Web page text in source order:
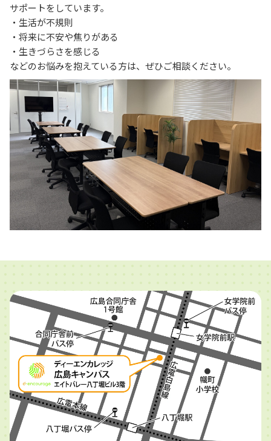
サポートをしています。
・生活が不規則
・将来に不安や焦りがある
・生きづらさを感じる
などのお悩みを抱えている方は、ぜひご相談ください。